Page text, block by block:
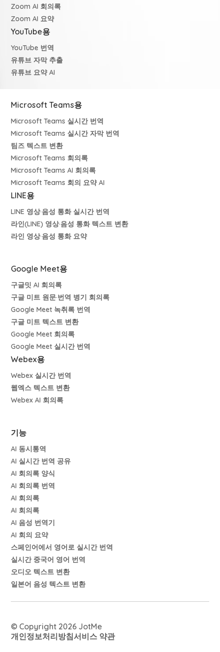
Zoom AI 회의록
Zoom AI 요약
YouTube용
YouTube 번역
유튜브 자막 추출
유튜브 요약 AI
Microsoft Teams용
Microsoft Teams 실시간 번역
Microsoft Teams 실시간 자막 번역
팀즈 텍스트 변환
Microsoft Teams 회의록
Microsoft Teams AI 회의록
Microsoft Teams 회의 요약 AI
LINE용
LINE 영상·음성 통화 실시간 번역
라인(LINE) 영상·음성 통화 텍스트 변환
라인 영상·음성 통화 요약
Google Meet용
구글밋 AI 회의록
구글 미트 원문·번역 병기 회의록
Google Meet 녹취록 번역
구글 미트 텍스트 변환
Google Meet 회의록
Google Meet 실시간 번역
Webex용
Webex 실시간 번역
웹엑스 텍스트 변환
Webex AI 회의록
기능
AI 동시통역
AI 실시간 번역 공유
AI 회의록 양식
AI 회의록 번역
AI 회의록
AI 회의록
AI 음성 번역기
AI 회의 요약
스페인어에서 영어로 실시간 번역
실시간 중국어 영어 번역
오디오 텍스트 변환
일본어 음성 텍스트 변환
© Copyright 2026 JotMe
개인정보처리방침서비스 약관